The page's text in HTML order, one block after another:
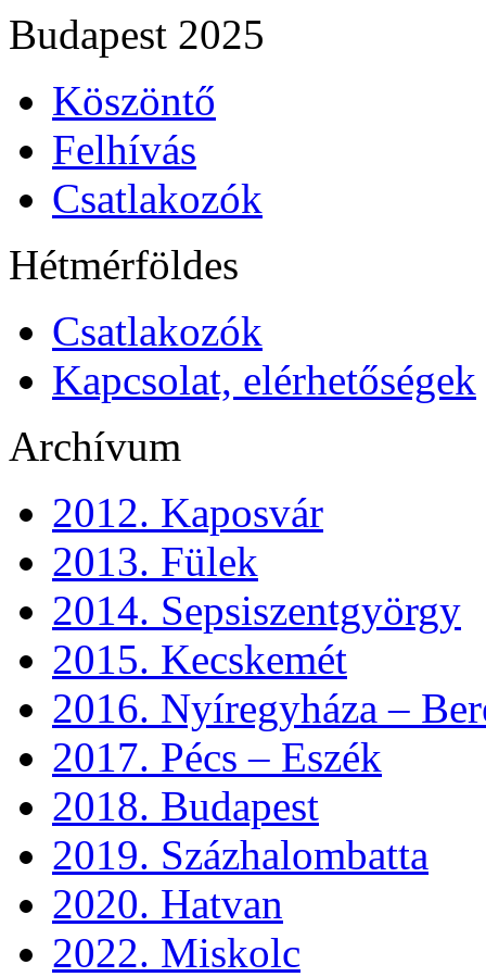
Budapest 2025
Köszöntő
Felhívás
Csatlakozók
Hétmérföldes
Csatlakozók
Kapcsolat, elérhetőségek
Archívum
2012. Kaposvár
2013. Fülek
2014. Sepsiszentgyörgy
2015. Kecskemét
2016. Nyíregyháza –
2017. Pécs – Eszék
2018. Budapest
2019. Százhalombatta
2020. Hatvan
2022. Miskolc